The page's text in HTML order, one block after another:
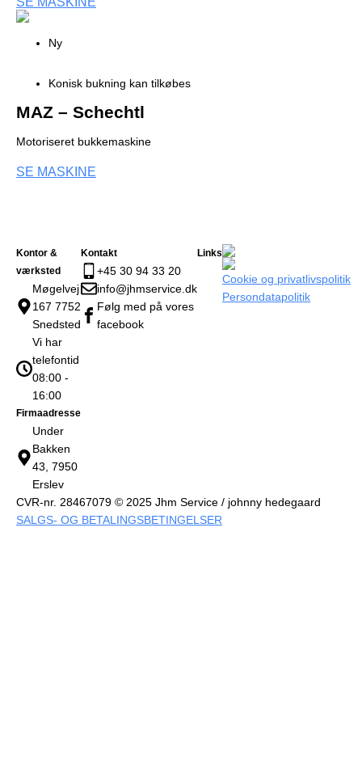
Ny
Konisk bukning kan tilkøbes
MAZ – Schechtl
Motoriseret bukkemaskine
SE MASKINE
Kontor &
værksted
Møgelvej
167 7752
Snedsted
Vi har
telefontid
08:00 -
16:00
Firmaadresse
Under
Bakken
43, 7950
Erslev
Kontakt
+45 30 94 33 20
info@jhmservice.dk
Følg med på vores
facebook
Links
Cookie og privatlivspolitik
Persondatapolitik
CVR-nr. 28467079 © 2025 Jhm Service / johnny hedegaard
SALGS- OG BETALINGSBETINGELSER